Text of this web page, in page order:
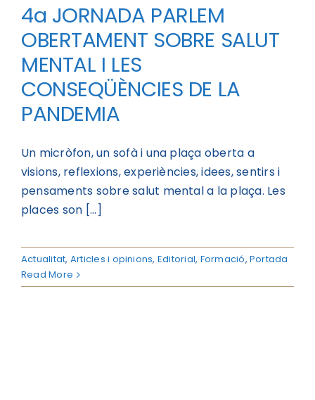
4a JORNADA PARLEM
OBERTAMENT SOBRE SALUT
MENTAL I LES
CONSEQÜÈNCIES DE LA
PANDEMIA
Un micròfon, un sofà i una plaça oberta a
visions, reflexions, experiències, idees, sentirs i
pensaments sobre salut mental a la plaça. Les
places son [...]
Actualitat, Articles i opinions, Editorial, Formació, Portada
Read More